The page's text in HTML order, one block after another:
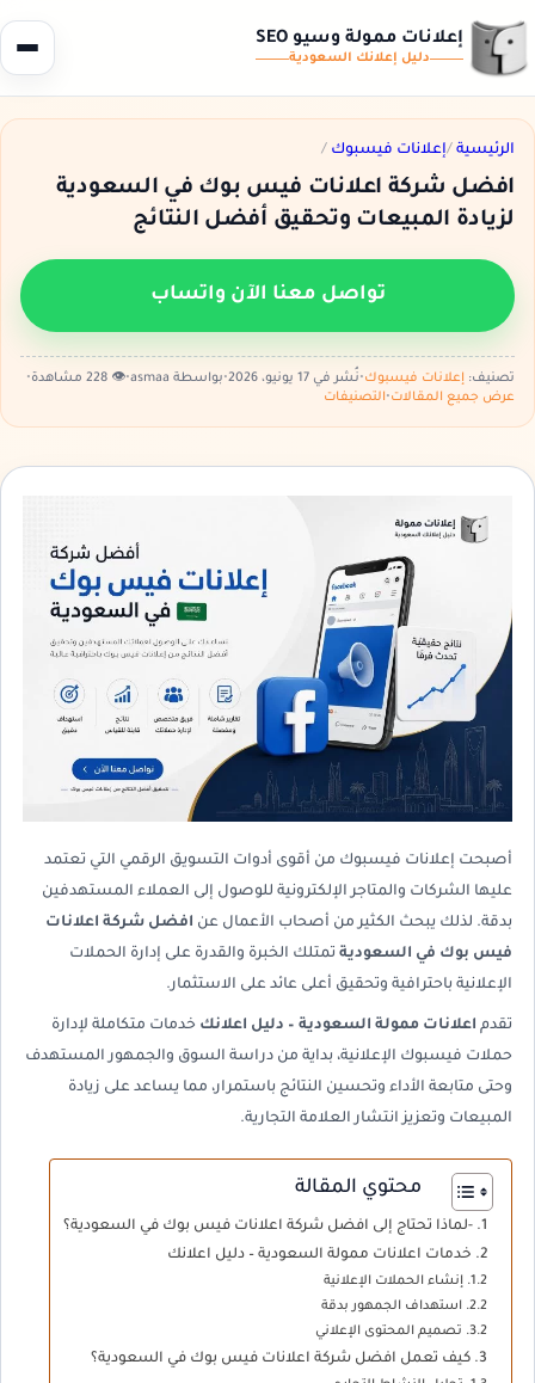
إعلانات ممولة وسيو SEO
دليل إعلانك السعودية
الرئيسية /إعلانات فيسبوك /
افضل شركة اعلانات فيس بوك في السعودية
لزيادة المبيعات وتحقيق أفضل النتائج
تواصل معنا الآن واتساب
تصنيف: إعلانات فيسبوك•نُشر في 17 يونيو، 2026 •بواسطة asmaa •👁️ 228 مشاهدة
•
عرض جميع المقالات•التصنيفات
أصبحت إعلانات فيسبوك من أقوى أدوات التسويق الرقمي التي تعتمد
عليها الشركات والمتاجر الإلكترونية للوصول إلى العملاء المستهدفين
بدقة. لذلك يبحث الكثير من أصحاب الأعمال عن افضل شركة اعلانات
فيس بوك في السعودية تمتلك الخبرة والقدرة على إدارة الحملات
الإعلانية باحترافية وتحقيق أعلى عائد على الاستثمار.
تقدم اعلانات ممولة السعودية – دليل اعلانك خدمات متكاملة لإدارة
حملات فيسبوك الإعلانية، بداية من دراسة السوق والجمهور المستهدف
وحتى متابعة الأداء وتحسين النتائج باستمرار، مما يساعد على زيادة
المبيعات وتعزيز انتشار العلامة التجارية.
محتوي المقالة
-لماذا تحتاج إلى افضل شركة اعلانات فيس بوك في السعودية؟
خدمات اعلانات ممولة السعودية – دليل اعلانك
إنشاء الحملات الإعلانية
استهداف الجمهور بدقة
تصميم المحتوى الإعلاني
كيف تعمل افضل شركة اعلانات فيس بوك في السعودية؟